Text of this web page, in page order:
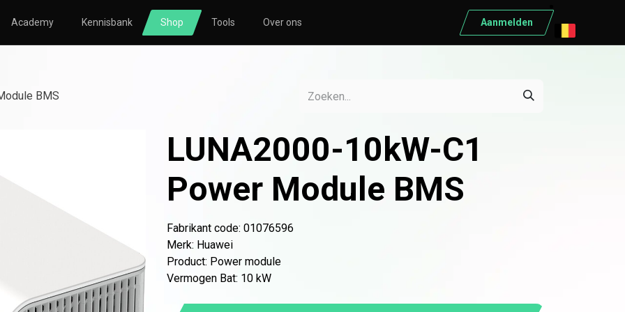
Academy Kennisbank Shop
Bevestigingsmateriaal Differentieelschakelaars
Kabels
Kasten
Conduct
Huawei Nibe
Tools Over ons Aanmelden
BMS
LUNA2000-10kW-C1
Power Module BMS
Fabrikant code: 01076596
Merk: Huawei
Product: Power module
Vermogen Bat: 10 kW